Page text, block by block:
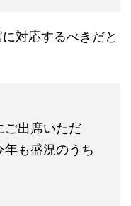
対応するべきだと
ご出席いただ
年も盛況のうち